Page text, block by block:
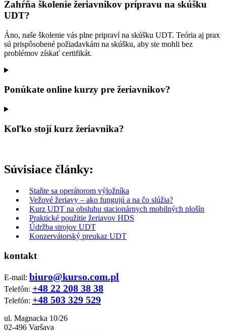
Zahŕňa školenie žeriavnikov prípravu na skúšku
UDT?
Áno, naše školenie vás plne pripraví na skúšku UDT. Teória aj prax
sú prispôsobené požiadavkám na skúšku, aby ste mohli bez
problémov získať certifikát.
Ponúkate online kurzy pre žeriavnikov?
Koľko stojí kurz žeriavnika?
Súvisiace články:
Staňte sa operátorom výložníka
Vežové žeriavy – ako fungujú a na čo slúžia?
Kurz UDT na obsluhu stacionárnych mobilných plošín
Praktické použitie žeriavov HDS
Údržba strojov UDT
Konzervátorský preukaz UDT
kontakt
E-mail: biuro@kurso.com.pl
Telefón: +48 22 208 38 38
Telefón: +48 503 329 529
ul. Magnacka 10/26
02-496 Varšava